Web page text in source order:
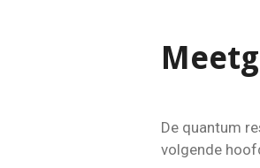
De quantum
volgende